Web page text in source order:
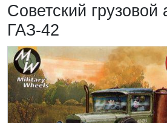
Советский грузовой
ГАЗ-42